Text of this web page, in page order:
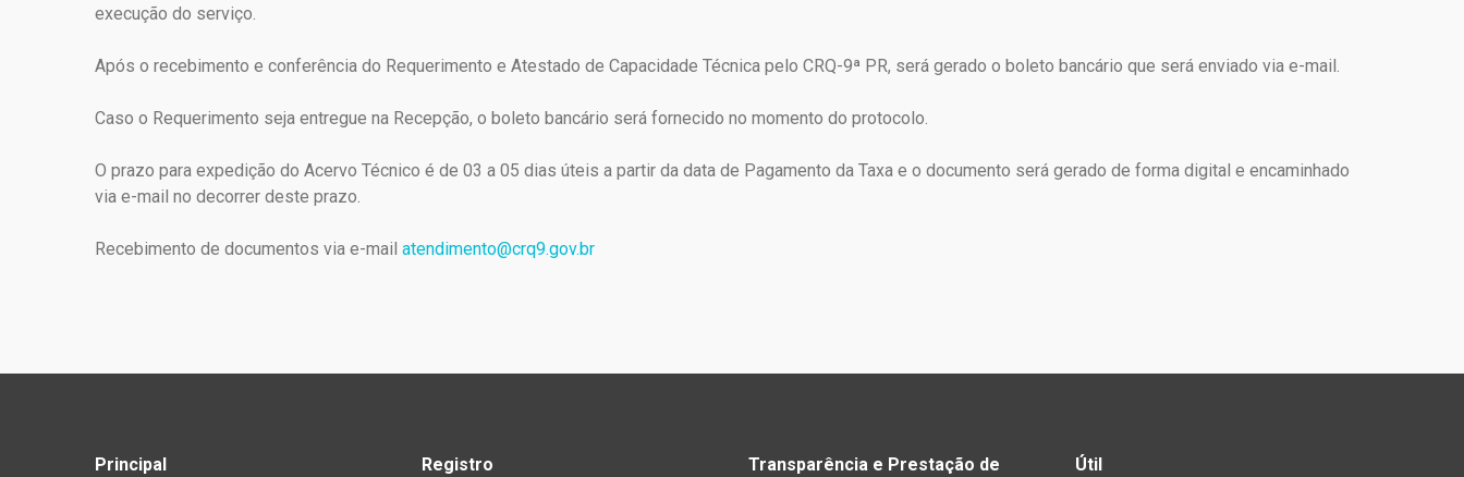
execução do serviço.
Após o recebimento e conferência do Requerimento e Atestado de Capacidade Técnica pelo CRQ-9ª PR, será gerado o boleto bancário que será enviado via e-mail.
Caso o Requerimento seja entregue na Recepção, o boleto bancário será fornecido no momento do protocolo.
O prazo para expedição do Acervo Técnico é de 03 a 05 dias úteis a partir da data de Pagamento da Taxa e o documento será gerado de forma digital e encaminhado
via e-mail no decorrer deste prazo.
Recebimento de documentos via e-mail atendimento@crq9.gov.br
Principal
Registro
Transparência e Prestação de
Útil